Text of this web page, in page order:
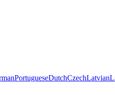
PortugueseDutchCzechLatvian